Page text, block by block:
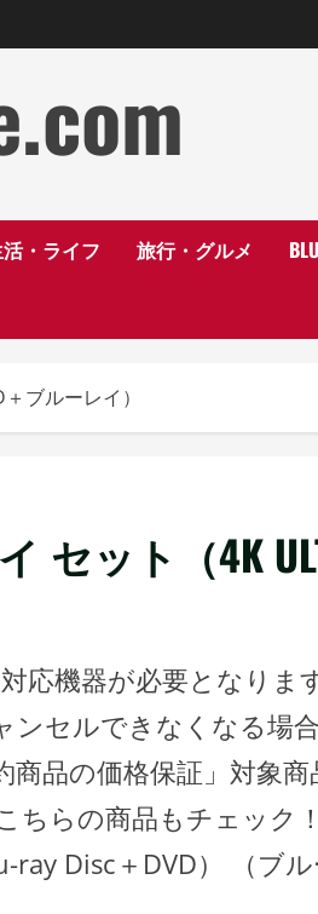
・ライフ 旅行・グルメ
ブルーレイ）
セット（4K
応機器が必要となりま
ンセルできなくなる場
品の価格保証」対象商
ちらの商品もチェック
Disc＋DVD） （ブル